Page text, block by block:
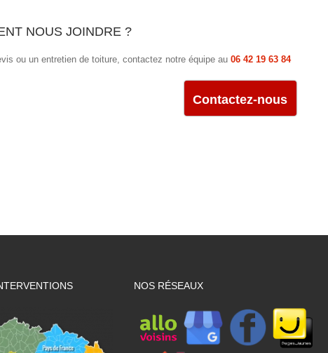
NOUS JOINDRE ?
ou un entretien de toiture, contactez notre équipe au 06 42 19 63 84
Contactez-nous
NOS RÉSEAUX